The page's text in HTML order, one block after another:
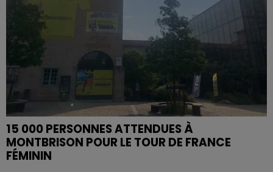
15 000 PERSONNES ATTENDUES À
MONTBRISON POUR LE TOUR DE FRANCE
FÉMININ